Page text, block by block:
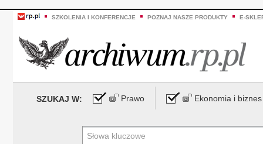
SZKOLENIA I KONFERENCJE POZNAJ NASZE PRODUKTY E-
SZUKAJ W: Prawo Ekonomia i biznes